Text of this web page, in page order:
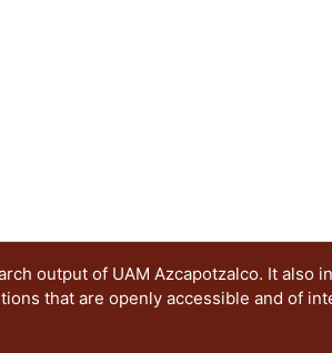
output of UAM Azcapotzalco. It also
that are openly accessible and of